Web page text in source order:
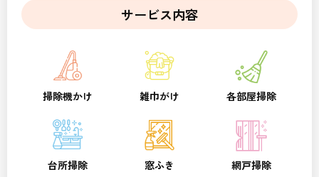
サービス内容
掃除機かけ 雑巾がけ 各部屋掃除
台所掃除 窓ふき 網戸掃除